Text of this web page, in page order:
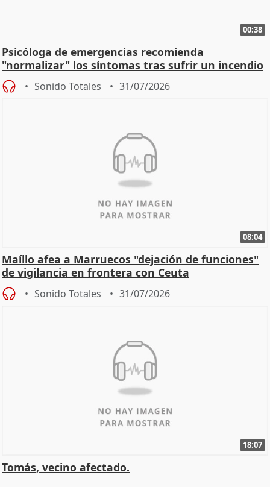
00:38
Psicóloga de emergencias recomienda
"normalizar" los síntomas tras sufrir un incendio
Sonido Totales 31/07/2026
08:04
Maíllo afea a Marruecos "dejación de funciones"
de vigilancia en frontera con Ceuta
Sonido Totales 31/07/2026
18:07
Tomás, vecino afectado.